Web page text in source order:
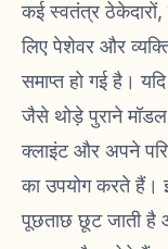
कई स्वतंत्र ठेकेदारों,
लिए पेशेवर और
समाप्त हो गई है।
जैसे थोड़े पुराने
क्लाइंट और अपने
का उपयोग करते हैं।
पूछताछ छूट जाती है